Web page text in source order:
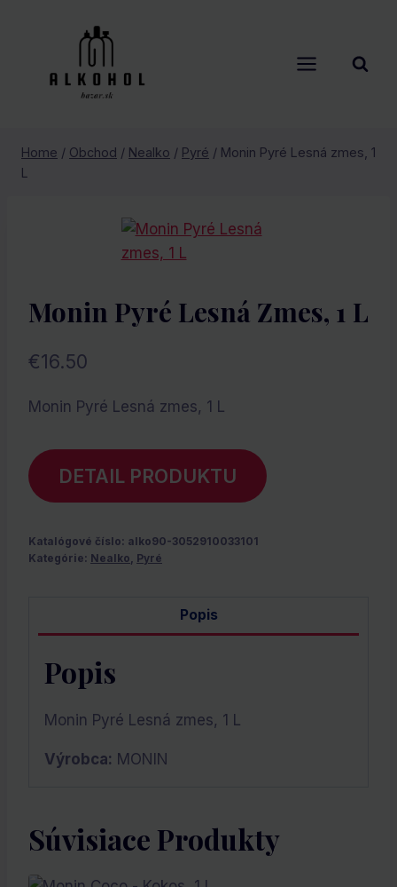
Home / Obchod / Nealko / Pyré / Monin Pyré Lesná zmes, 1
L
Monin Pyré Lesná Zmes, 1 L
€16.50
Monin Pyré Lesná zmes, 1 L
DETAIL PRODUKTU
Katalógové číslo: alko90-3052910033101
Kategórie: Nealko, Pyré
Popis
Popis
Monin Pyré Lesná zmes, 1 L
Výrobca: MONIN
Súvisiace Produkty